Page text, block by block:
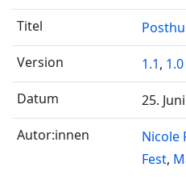
1.1, 1.0
25.
Nicole
Fest